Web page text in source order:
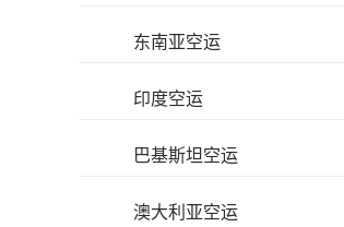
东南亚空运
印度空运
巴基斯坦空运
澳大利亚空运